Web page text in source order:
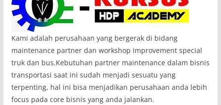
Kami adalah perusahaan yang bergerak di bidang
maintenance partner dan workshop improvement special
truk dan bus.Kebutuhan partner maintenance dalam bisnis
transportasi saat ini sudah menjadi sesuatu yang
terpenting, hal ini bisa menjadikan perusahaan anda lebih
focus pada core bisnis yang anda jalankan.